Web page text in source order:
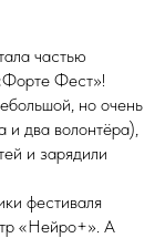
частью
Фест»!
но очень
два волонтёра),
и зарядили
фестиваля
«Нейро+». А